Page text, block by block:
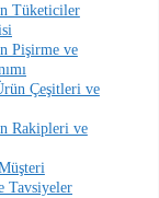
Tüketiciler
Pişirme ve
Çeşitleri ve
Rakipleri ve
Tavsiyeler